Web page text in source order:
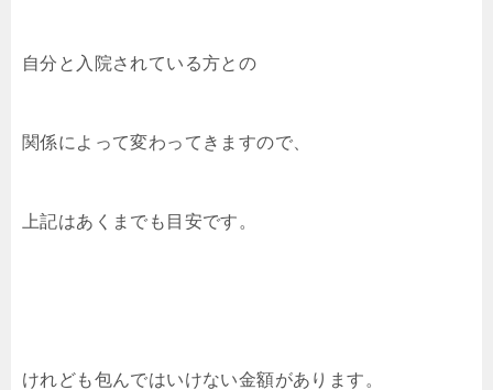
自分と入院されている方との
関係によって変わってきますので、
上記はあくまでも目安です。
けれども包んではいけない金額があります。